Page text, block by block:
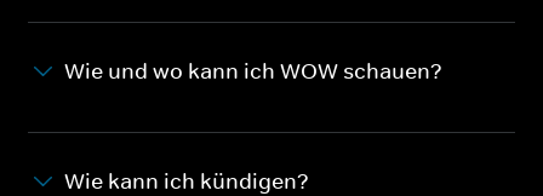
Wie und wo kann ich WOW schauen?
Wie kann ich kündigen?